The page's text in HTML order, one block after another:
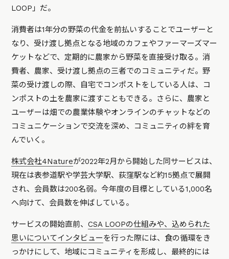
LOOP」だ。
消費者は1年分の野菜の代金を前払いすることでユーザーと
なり、受け渡し拠点となる地域のカフェやファーマーズマー
ケットなどで、定期的に農家から野菜を直接受け取る。消
費者、農家、受け渡し拠点の三者でのコミュニティだ。野
菜の受け渡しの際、自宅でコンポストをしている人は、コ
ンポストの土を農家に渡すこともできる。さらに、農家と
ユーザーは畑での農業体験やオンラインのチャットなどの
コミュニケーションで交流を深め、コミュニティの絆を育
んでいく。
株式会社4Natureが2022年2月から開始した同サービスは、
現在は表参道駅や学芸大学駅、荻窪駅など約15拠点で展開
され、会員数は200名弱。今年度の目標としている1,000名
へ向けて、会員数を伸ばしている。
サービスの開始直前、CSA LOOPの仕組みや、込められた
思いについてインタビューを行った際には、食の循環をき
っかけにして、地域にコミュニティを形成し、最終的には